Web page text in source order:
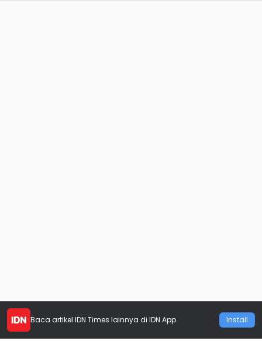
Baca artikel IDN Times lainnya di IDN App Install